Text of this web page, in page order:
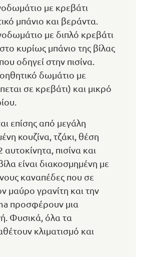
με κρεβάτι
μπάνιο και βεράντα.
με διπλό κρεβάτι
κυρίως μπάνιο της βίλας
οδηγεί στην πισίνα.
δωμάτιο με
σε κρεβάτι) και μικρό
επίσης από μεγάλη
κουζίνα, τζάκι, θέση
πισίνα και
είναι διακοσμημένη με
καναπέδες που σε
μαύρο γρανίτη και την
προσφέρουν μια
Φυσικά, όλα τα
κλιματισμό και